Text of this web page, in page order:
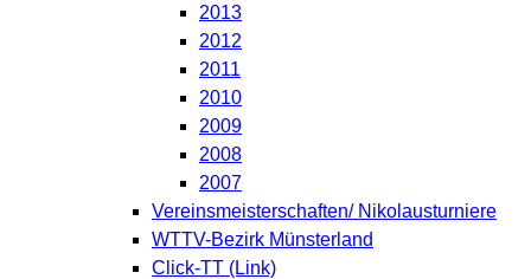
2013
2012
2011
2010
2009
2008
2007
Vereinsmeisterschaften/ Nikolausturniere
WTTV-Bezirk Münsterland
Click-TT (Link)